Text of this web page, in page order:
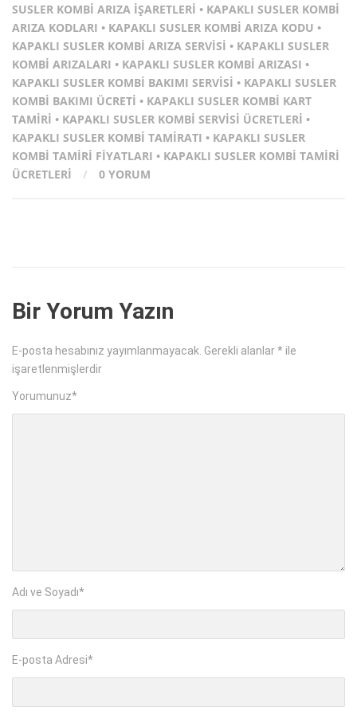
SUSLER KOMBI ARIZA İŞARETLERI • KAPAKLI SUSLER KOMBI
ARIZA KODLARI • KAPAKLI SUSLER KOMBI ARIZA KODU •
KAPAKLI SUSLER KOMBI ARIZA SERVISI • KAPAKLI SUSLER
KOMBI ARIZALARI • KAPAKLI SUSLER KOMBI ARIZASI •
KAPAKLI SUSLER KOMBI BAKIMI SERVISI • KAPAKLI SUSLER
KOMBI BAKIMI ÜCRETI • KAPAKLI SUSLER KOMBI KART
TAMIRI • KAPAKLI SUSLER KOMBI SERVISI ÜCRETLERI •
KAPAKLI SUSLER KOMBI TAMIRATI • KAPAKLI SUSLER
KOMBI TAMIRI FIYATLARI • KAPAKLI SUSLER KOMBI TAMIRI
ÜCRETLERI
/ 0 YORUM
Bir Yorum Yazın
E-posta hesabınız yayımlanmayacak. Gerekli alanlar* ile
işaretlenmişlerdir
Yorumunuz*
Adı ve Soyadı*
E-posta Adresi*